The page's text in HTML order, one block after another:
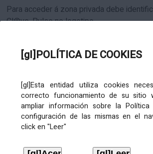
[gl]POLÍTICA DE COOKIES
[gl]Esta entidad utiliza cookies
correcto funcionamiento de su sitio
ampliar información sobre la
configuración de las mismas en el
click en "Leer"
CARTAFOL CIDADÁN
Para acceder á zona privada debe
Cl@ve. Pulse no logotipo